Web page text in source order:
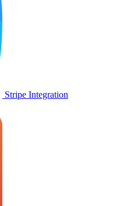
Stripe Integration